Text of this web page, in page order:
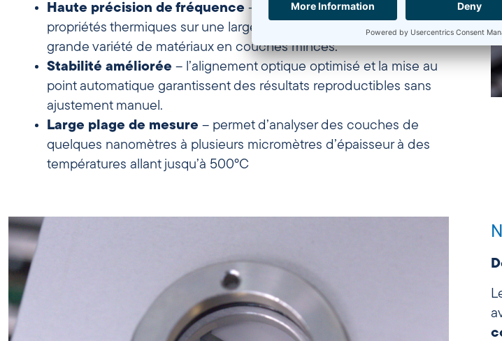
Haute précision de fréquence – permet de déterminer les
propriétés thermiques sur une large plage de modulation pour une
grande variété de matériaux en couches minces.
Stabilité améliorée – l’alignement optique optimisé et la mise au
point automatique garantissent des résultats reproductibles sans
ajustement manuel.
Large plage de mesure – permet d’analyser des couches de
quelques nanomètres à plusieurs micromètres d’épaisseur à des
températures allant jusqu’à 500°C